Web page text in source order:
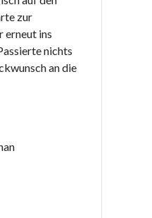
zur
erneut ins
nichts
an die